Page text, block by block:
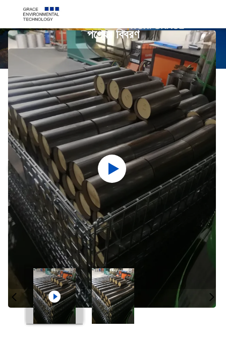
পণ্যের বিবরণ